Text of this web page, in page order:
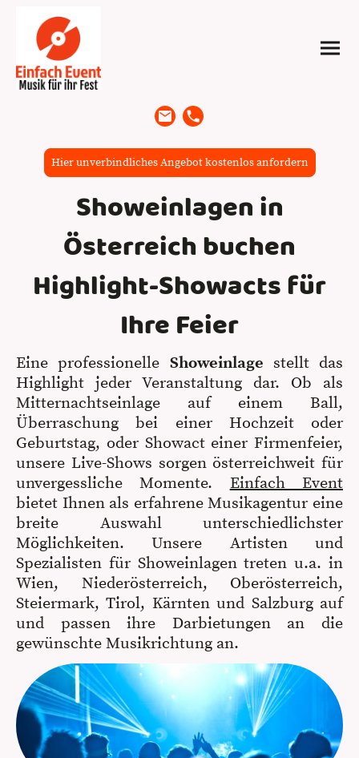
Hier unverbindliches Angebot kostenlos anfordern
Showeinlagen in
Österreich buchen
Highlight-Showacts für
Ihre Feier
Eine professionelle Showeinlage stellt das
Highlight jeder Veranstaltung dar. Ob als
Mitternachtseinlage auf einem Ball,
Überraschung bei einer Hochzeit oder
Geburtstag, oder Showact einer Firmenfeier,
unsere Live-Shows sorgen österreichweit für
unvergessliche Momente.Einfach Event
bietet Ihnen als erfahrene Musikagentur eine
breite Auswahl unterschiedlichster
Möglichkeiten. Unsere Artisten und
Spezialisten für Showeinlagen treten u.a. in
Wien, Niederösterreich, Oberösterreich,
Steiermark, Tirol, Kärnten und Salzburg auf
und passen ihre Darbietungen an die
gewünschte Musikrichtung an.